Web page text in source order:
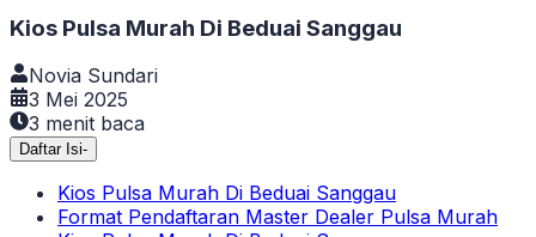
Kios Pulsa Murah Di Beduai Sanggau
Novia Sundari
3 Mei 2025
3 menit baca
Daftar Isi-
Kios Pulsa Murah Di Beduai Sanggau
Format Pendaftaran Master Dealer Pulsa Murah